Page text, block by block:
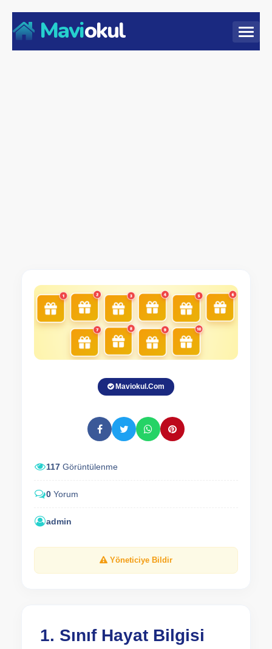
Maviokul
Maviokul.Com
117 Görüntülenme
0 Yorum
admin
Yöneticiye Bildir
1. Sınıf Hayat Bilgisi